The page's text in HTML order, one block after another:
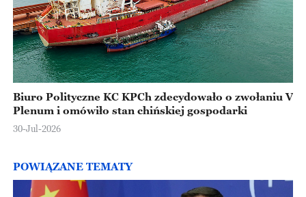
Biuro Polityczne KC KPCh zdecydowało o zwołaniu V
Plenum i omówiło stan chińskiej gospodarki
30-Jul-2026
POWIĄZANE TEMATY